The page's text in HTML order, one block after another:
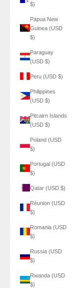
$)
Papua New
Guinea (USD
$)
Paraguay
(USD $)
Peru (USD $)
Philippines
(USD $)
Pitcairn Islands
(USD $)
Poland (USD
$)
Portugal (USD
$)
Qatar (USD $)
Réunion (USD
$)
Romania (USD
$)
Russia (USD
$)
Rwanda (USD
$)